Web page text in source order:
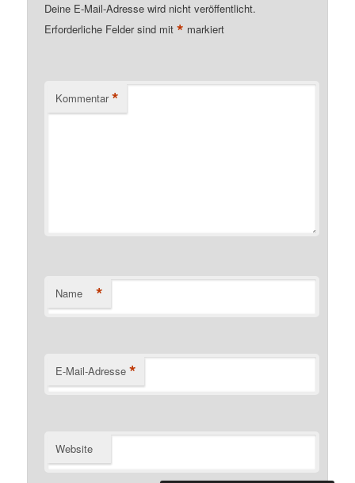
Deine E-Mail-Adresse wird nicht veröffentlicht.
Erforderliche Felder sind mit* markiert
Kommentar *
Name *
E-Mail-Adresse *
Website